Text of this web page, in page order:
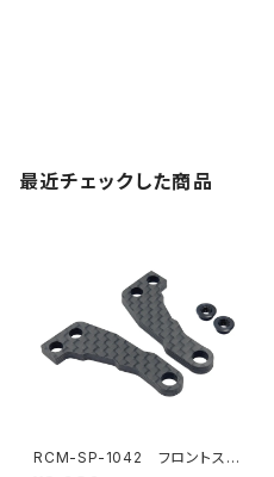
最近チェックした商品
RCM-SP-1042 フロントステ